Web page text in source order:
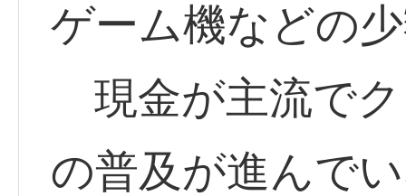
ゲーム機などの
現金が主流で
の普及が進んで